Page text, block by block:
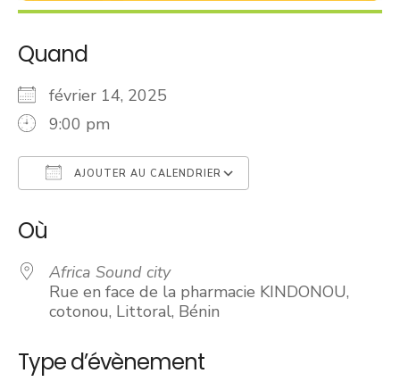
Quand
février 14, 2025
9:00 pm
AJOUTER AU CALENDRIER
Où
Africa Sound city
Rue en face de la pharmacie KINDONOU,
cotonou, Littoral, Bénin
Type d’évènement